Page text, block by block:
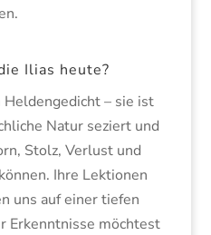
Ilias heute?
– sie ist
Natur seziert und
Stolz, Verlust und
Ihre Lektionen
uns auf einer tiefen
Erkenntnisse möchtest